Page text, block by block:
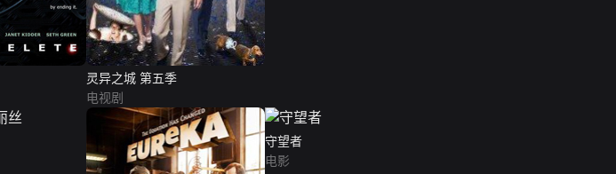
灵异之城 第五季
电视剧
守望者
电影